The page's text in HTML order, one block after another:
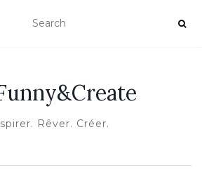
NAVIGATION
Rêver. Créer.